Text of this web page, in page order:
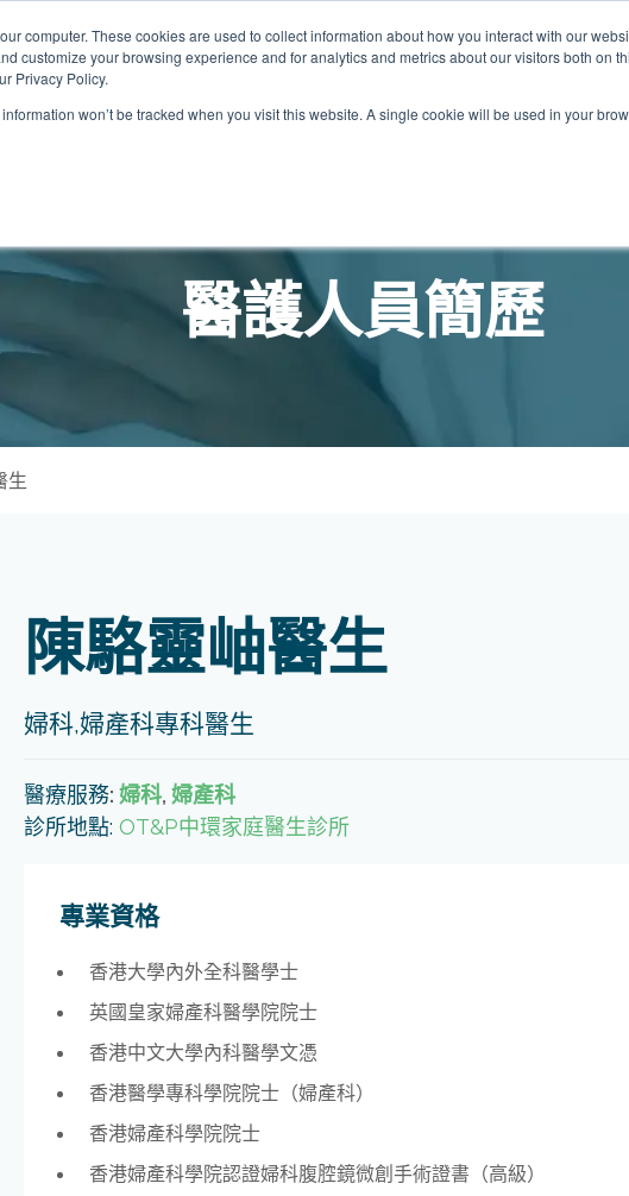
computer. These cookies are used to collect information about how you interact with our
customize your browsing experience and for analytics and metrics about our visitors both on
Privacy Policy.
won’t be tracked when you visit this website. A single cookie will be used in your
關於我們 我們的診所
中環普通科門診
香港中環德己立街1號
淺水灣海灘道28號
The Pulse 2樓212號舖
香港中環德己立街1號
世紀廣場6樓
淺水灣海灘道28號
The Pulse 2樓212號舖
思康心理健康診所
香港中環皇后大道中16–18號新世界大
淺水灣海灘道28號
The Pulse 2樓212號舖
中環專科門診
香港中環德己立街1號
世紀廣場20樓
中環家庭醫生診所
香港中環德己立街1號世紀廣場地庫一
樓
場地
香港中環德己立街1號世紀廣場地
香港中環德己立街1號
世紀廣場5樓
中環家庭醫生診所
香港中環德己立街1號世紀廣場地庫一
樓
中環家庭醫生診所
香港中環德己立街1號世紀廣場地庫一
香港中環德己立街1號
世紀廣場6樓
計劃 資源 最
醫護人員簡歷
生
陳駱靈岫醫生
婦科,婦產科專科醫生
醫療服務: 婦科, 婦產科
診所地點: OT&P中環家庭醫生診所
專業資格
香港大學內外全科醫學士
英國皇家婦產科醫學院院士
香港中文大學內科醫學文憑
香港醫學專科學院院士（婦產科）
香港婦產科學院院士
香港婦產科學院認證婦科腹腔鏡微創手術證書（高級）